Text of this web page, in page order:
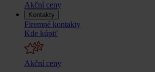
Akční ceny
Kontakty
Firemné kontakty
Kde kúpiť
Akční ceny